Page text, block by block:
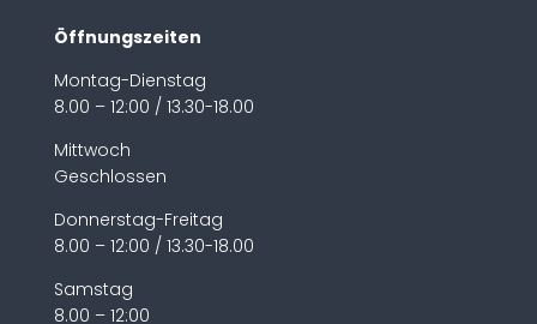
Öffnungszeiten
Montag-Dienstag
8.00 – 12:00 / 13.30-18.00
Mittwoch
Geschlossen
Donnerstag-Freitag
8.00 – 12:00 / 13.30-18.00
Samstag
8.00 – 12:00